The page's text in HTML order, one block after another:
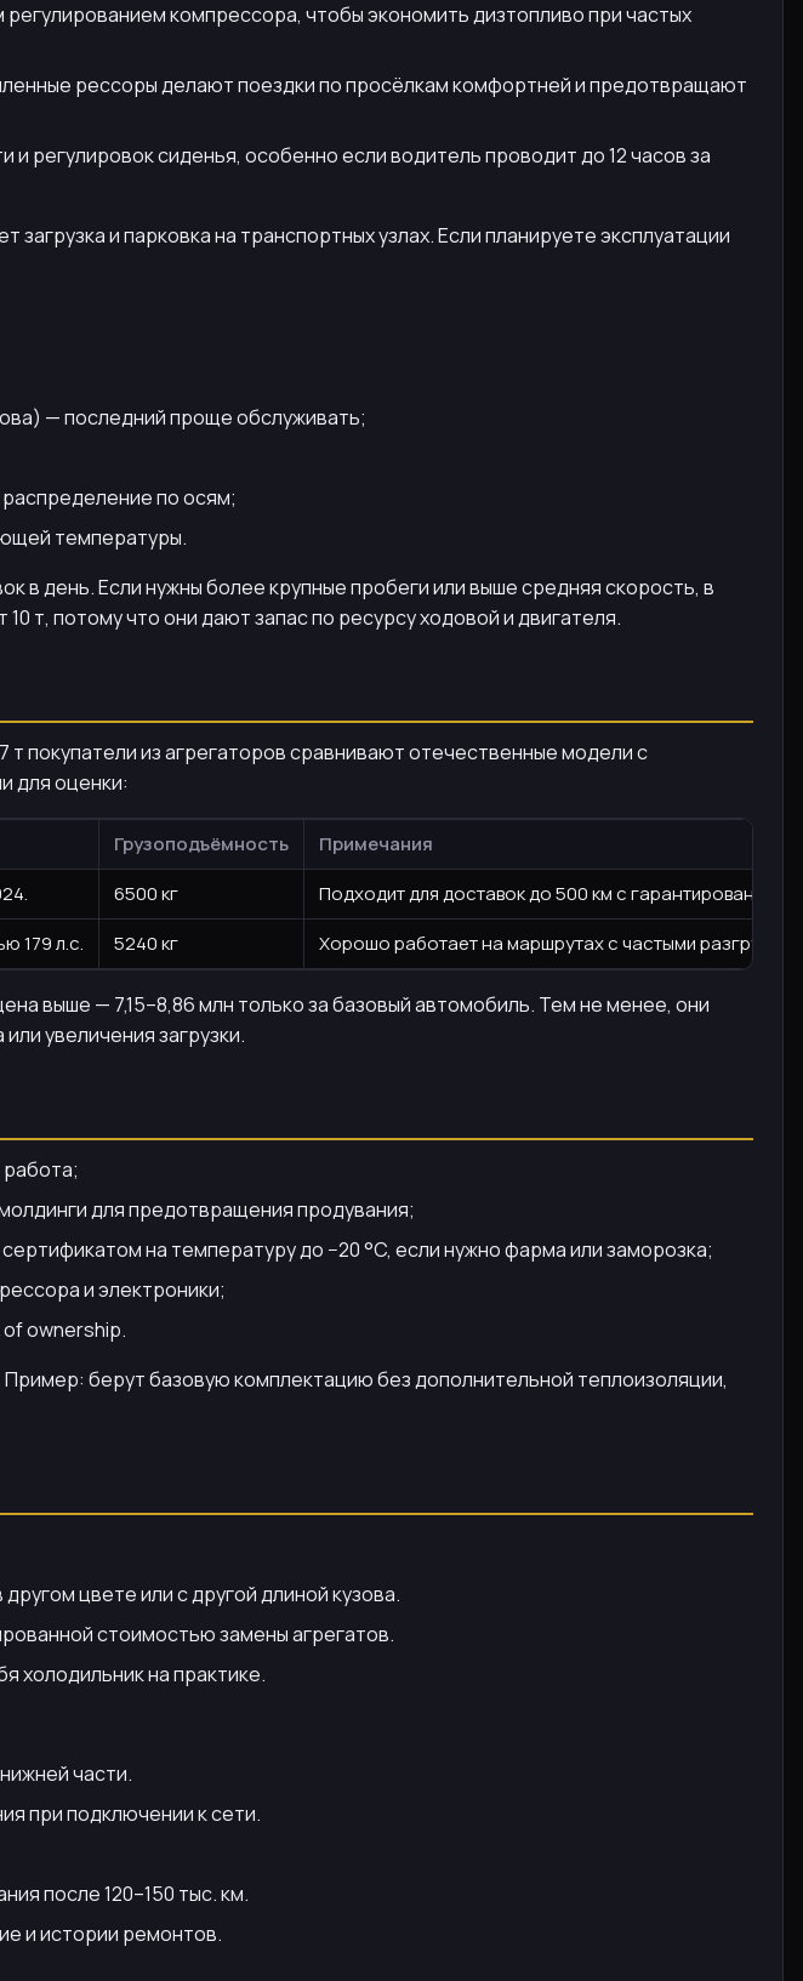
компрессора, чтобы экономить дизтопливо при частых
рессоры делают поездки по просёлкам комфортней и предотвращают
и регулировок сиденья, особенно если водитель проводит до 12 часов за
и парковка на транспортных узлах. Если планируете эксплуатации
— последний проще обслуживать;
распределение по осям;
температуры.
в день. Если нужны более крупные пробеги или выше средняя скорость, в
т, потому что они дают запас по ресурсу ходовой и двигателя.
покупатели из агрегаторов сравнивают отечественные модели с
для оценки:
Грузоподъёмность
Примечания
6500 кг
Подходит для доставок до 500 км с гарантированной
179 л.с. 5240 кг Хорошо работает на маршрутах с частыми
выше — 7,15–8,86 млн только за базовый автомобиль. Тем не менее, они
увеличения загрузки.
для предотвращения продувания;
на температуру до −20 °C, если нужно фарма или заморозка;
и электроники;
ownership.
берут базовую комплектацию без дополнительной теплоизоляции,
цвете или с другой длиной кузова.
стоимостью замены агрегатов.
холодильник на практике.
части.
при подключении к сети.
после 120–150 тыс. км.
и истории ремонтов.